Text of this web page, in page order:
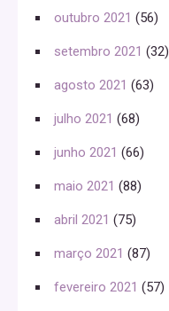
outubro 2021 (56)
setembro 2021 (32)
agosto 2021 (63)
julho 2021 (68)
junho 2021 (66)
maio 2021 (88)
abril 2021 (75)
março 2021 (87)
fevereiro 2021 (57)